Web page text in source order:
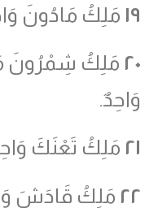
١٩ مَلِكُ مَادُونَ
٢٠ مَلِكُ شِمْرُونَ
وَاحِدٌ.
٢١ مَلِكُ تَعْنَكَ
٢٢ مَلِكُ قَادَشَ